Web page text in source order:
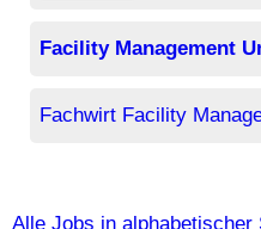
Facility Management
Fachwirt Facility
Alle Jobs in alphabetischer